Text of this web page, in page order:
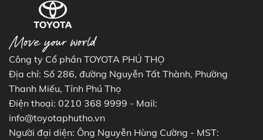
Công ty Cổ phần TOYOTA PHÚ THỌ
Địa chỉ: Số 286, đường Nguyễn Tất Thành, Phường
Thanh Miếu, Tỉnh Phú Thọ
Điện thoại: 0210 368 9999 - Mail:
info@toyotaphutho.vn
Người đại diện: Ông Nguyễn Hùng Cường - MST: